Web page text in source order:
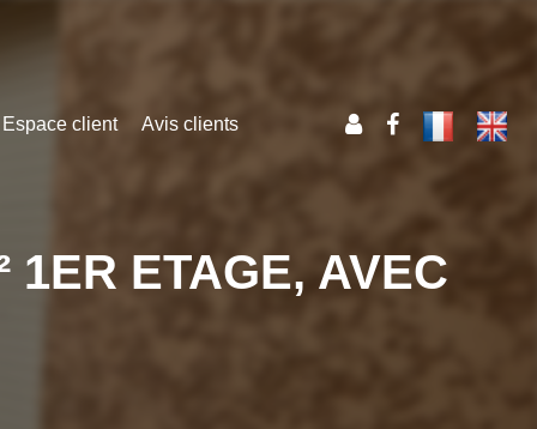
Espace client Avis clients
1ER ETAGE, AVEC